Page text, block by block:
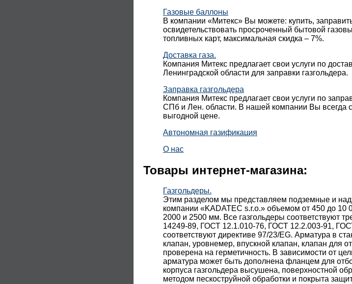
Газовые баллоны
В компании «Митекс» Вы можете: купить,
освидетельствовать просроченный бытовой
топливных карт, максимальная скидка – 7%.
Доставка газа.
Компания Митекс предлагает свои услуги по
Ленинградской области для заправки газгольдера.
Заправка газгольдера
Компания Митекс предлагает свои услуги по
СПб и Лен. области. В нашей компании Вы всегда
выгодной цене.
Автономная газификация
О нас
Товары интернет-магазина:
Газгольдеры.
Этим разделом мы представляем подземные и
компании «KADATEC s.r.o.» объемом от 450 до 10
2000 и 2500 мм. Все газгольдеры соответствуют
14249-89, ГОСТ 12.1.010-76, ГОСТ 12.2.003-91,
соответствуют директиве 97/23/EG. Арматура в
клапан, уровнемер, впускной клапан, клапан для
проверена на герметичность. В зависимости от
арматура может быть дополнена фланцем для
корпуса газгольдера высушена, поверхностной
методом пескоструйной обработки и покрыта